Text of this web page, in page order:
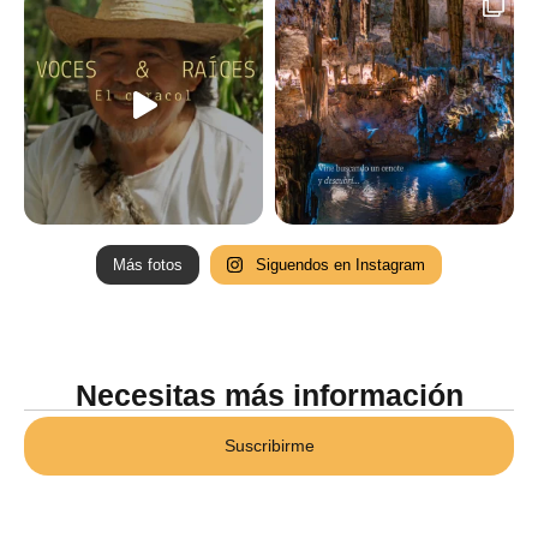
Más fotos Siguendos en Instagram
Necesitas más información
Suscribirme